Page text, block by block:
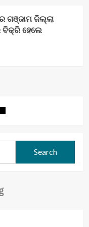
ଗଞ୍ଜାମ ଜିଲ୍ଲା
ବିକ୍ରି ହେଲେ